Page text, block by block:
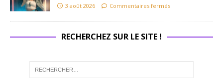
3 août 2026 Commentaires fermés
RECHERCHEZ SUR LE SITE !